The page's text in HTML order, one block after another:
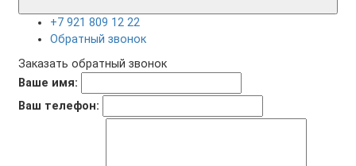
+7 921 809 12 22
Обратный звонок
Заказать обратный звонок
Ваше имя:
Ваш телефон: